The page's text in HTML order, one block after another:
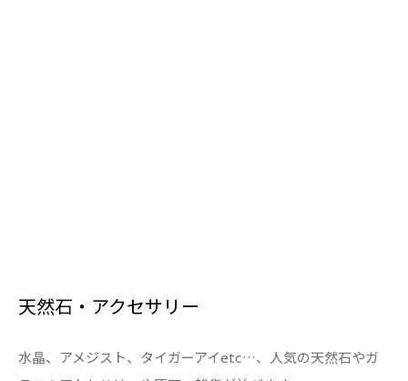
天然石・アクセサリー
水晶、アメジスト、タイガーアイetc…、人気の天然石やガ